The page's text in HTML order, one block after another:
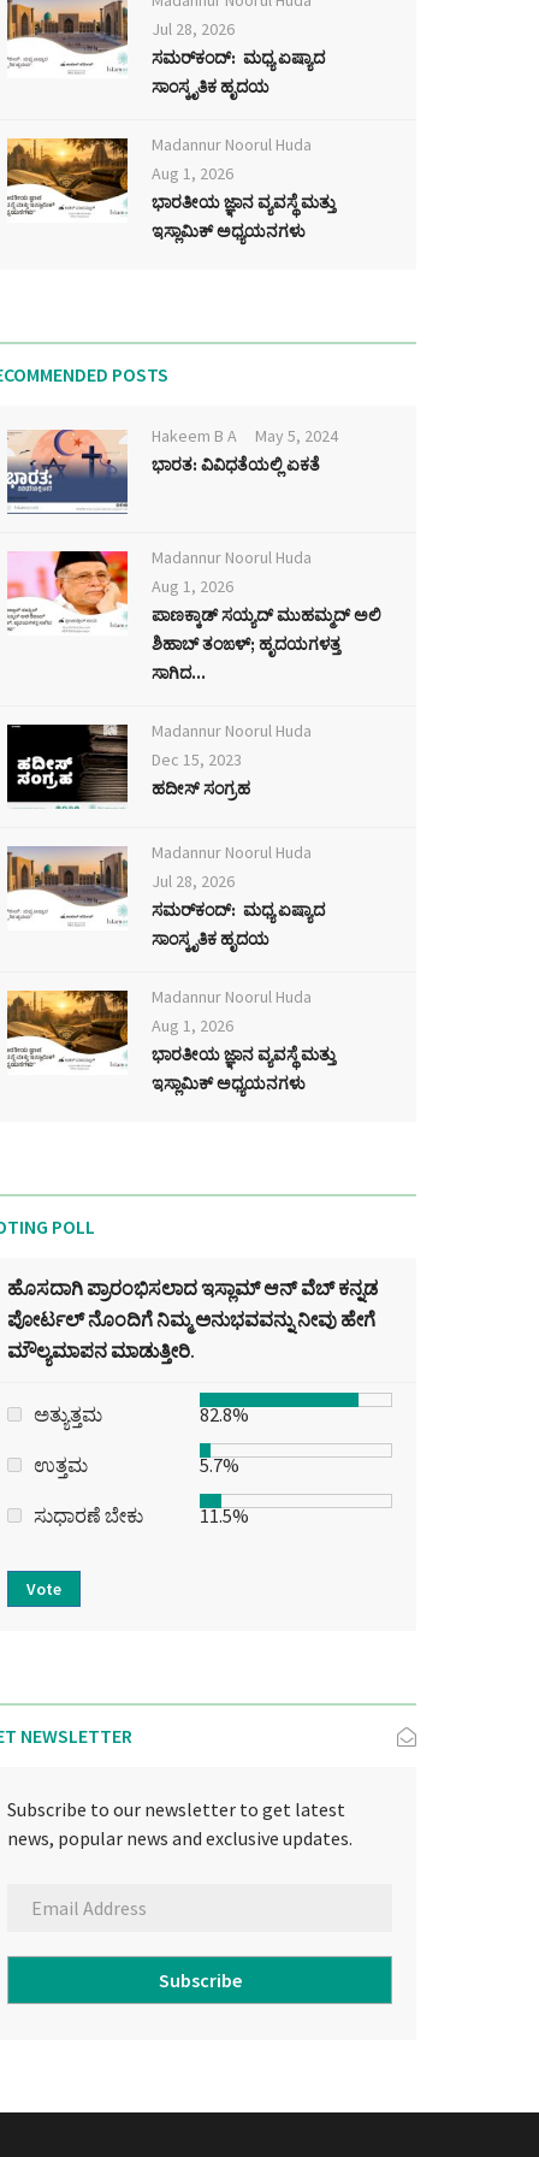
Jul 28, 2026
ಸಮರ್‌ಕಂದ್: ಮಧ್ಯ ಏಷ್ಯಾದ
ಸಾಂಸ್ಕೃತಿಕ ಹೃದಯ
Madannur Noorul Huda
Aug 1, 2026
ಭಾರತೀಯ ಜ್ಞಾನ ವ್ಯವಸ್ಥೆ ಮತ್ತು
ಇಸ್ಲಾಮಿಕ್ ಅಧ್ಯಯನಗಳು
POSTS
Hakeem B A
May 5, 2024
ಭಾರತ: ವಿವಿಧತೆಯಲ್ಲಿ ಏಕತೆ
Madannur Noorul Huda
Aug 1, 2026
ಪಾಣಕ್ಕಾಡ್ ಸಯ್ಯದ್ ಮುಹಮ್ಮದ್ ಅಲಿ
ಶಿಹಾಬ್ ತಂಙಳ್; ಹೃದಯಗಳತ್ತ
ಸಾಗಿದ...
Madannur Noorul Huda
Dec 15, 2023
ಹದೀಸ್ ಸಂಗ್ರಹ
Madannur Noorul Huda
Jul 28, 2026
ಸಮರ್‌ಕಂದ್: ಮಧ್ಯ ಏಷ್ಯಾದ
ಸಾಂಸ್ಕೃತಿಕ ಹೃದಯ
Madannur Noorul Huda
Aug 1, 2026
ಭಾರತೀಯ ಜ್ಞಾನ ವ್ಯವಸ್ಥೆ ಮತ್ತು
ಇಸ್ಲಾಮಿಕ್ ಅಧ್ಯಯನಗಳು
POLL
ಹೊಸದಾಗಿ ಪ್ರಾರಂಭಿಸಲಾದ ಇಸ್ಲಾಮ್ ಆನ್ ವೆಬ್ ಕನ್ನಡ
ಪೋರ್ಟಲ್‌ ನೊಂದಿಗೆ ನಿಮ್ಮ ಅನುಭವವನ್ನು ನೀವು ಹೇಗೆ
ಮೌಲ್ಯಮಾಪನ ಮಾಡುತ್ತೀರಿ.
ಅತ್ಯುತ್ತಮ 82.8%
ಉತ್ತಮ 5.7%
ಸುಧಾರಣೆ ಬೇಕು 11.5%
Vote
NEWSLETTER
Subscribe to our newsletter to get latest
news, popular news and exclusive updates.
Subscribe